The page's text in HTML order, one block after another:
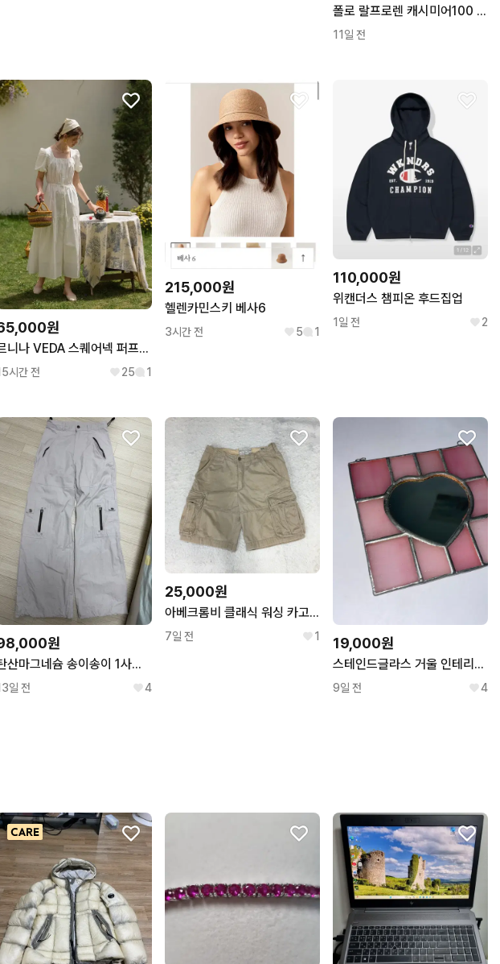
폴로 랄프로렌 캐시미어100 니트 원피스 베이지
11일 전
원
르니나 VEDA 스퀘어넥 퍼프 원피스
시간 전 25 1
215,000원
헬렌카민스키 베사6
3시간 전 5 1
110,000원
위캔더스 챔피온 후드집업
1일 전 2
원
탄산마그네슘 송이송이 1사이즈 카고팬츠
일 전 4
25,000원
아베크롬비 클래식 워싱 카고쇼츠 만원샵 GG29
7일 전 1 19,000원
스테인드글라스 거울 인테리어 소품
9일 전 4